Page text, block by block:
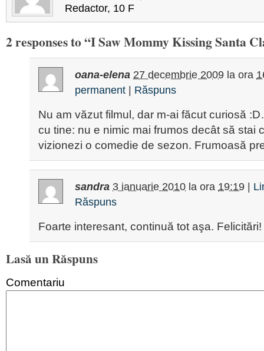
Redactor, 10 F
2 responses to “I Saw Mommy Kissing Santa
oana-elena 27 decembrie 2009 la ora
permanent
Răspuns
Nu am văzut filmul, dar m-ai făcut curiosă
cu tine: nu e nimic mai frumos decât să stai
vizionezi o comedie de sezon. Frumoasă
sandra 3 ianuarie 2010 la ora 19:19
Răspuns
Foarte interesant, continuă tot aşa. Felicitări!
Lasă un Răspuns
Comentariu